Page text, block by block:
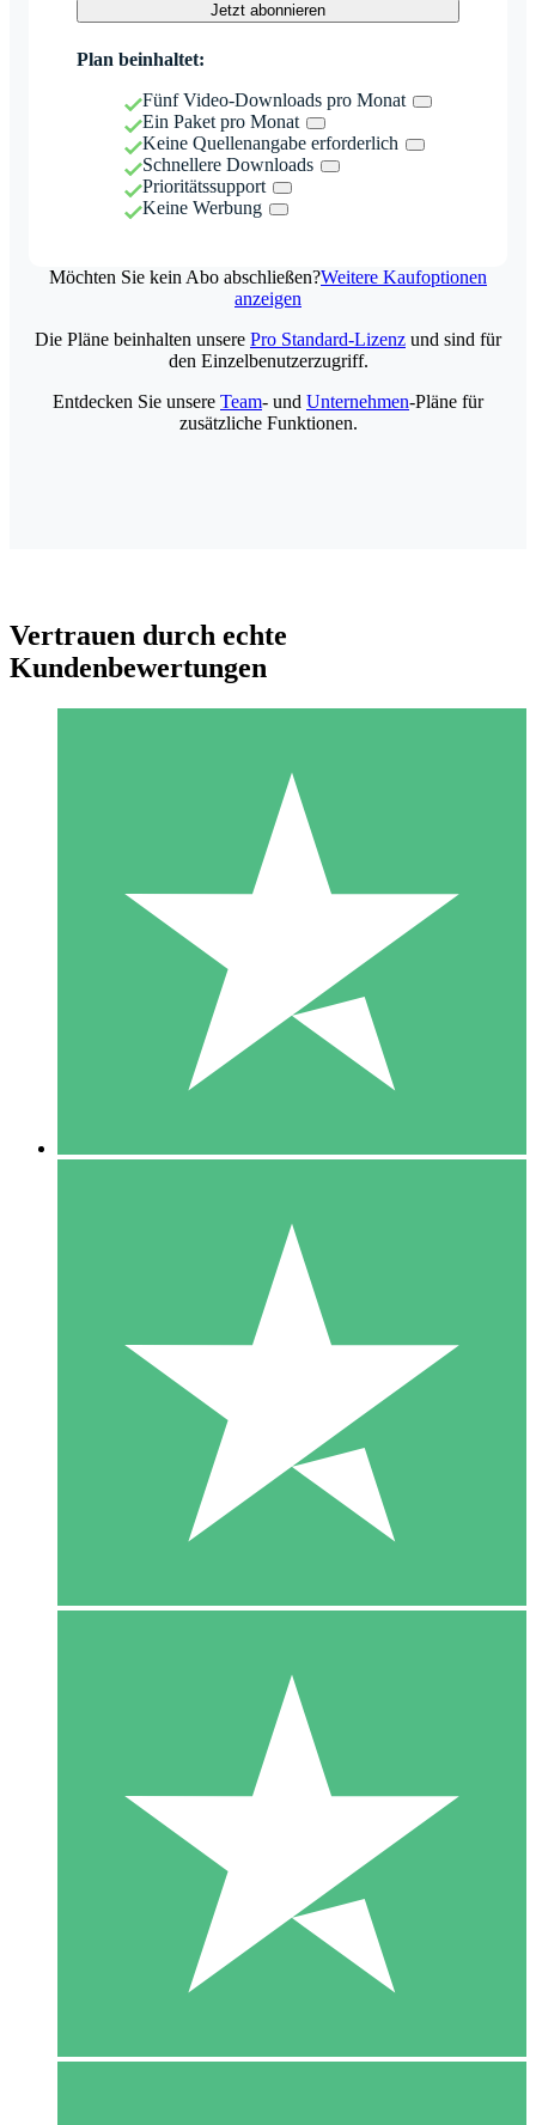
Jetzt abonnieren
Plan beinhaltet:
Fünf Video-Downloads pro Monat
Ein Paket pro Monat
Keine Quellenangabe erforderlich
Schnellere Downloads
Prioritätssupport
Keine Werbung
Möchten Sie kein Abo abschließen?Weitere Kaufoptionen
anzeigen
Individuelle Credit-Pakete
Zahlen Sie nach Bedarf mit Download-Credits. Keine
monatliche Verpflichtung erforderlich.
10 00
10 Downloads
20 00
Die Pläne beinhalten unsere Pro Standard-Lizenz und sind für
den Einzelbenutzerzugriff.
Entdecken Sie unsere Team- und Unternehmen-Pläne für
zusätzliche Funktionen.
Vertrauen durch echte
Kundenbewertungen